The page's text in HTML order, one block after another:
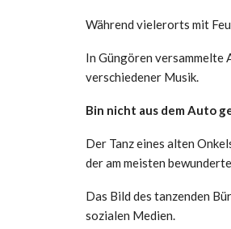
Während vielerorts mit
In Güngören
verschiedener Musik.
Bin nicht aus dem Auto
Der Tanz eines alten
der am meisten
Das Bild des tanzenden
sozialen Medien.